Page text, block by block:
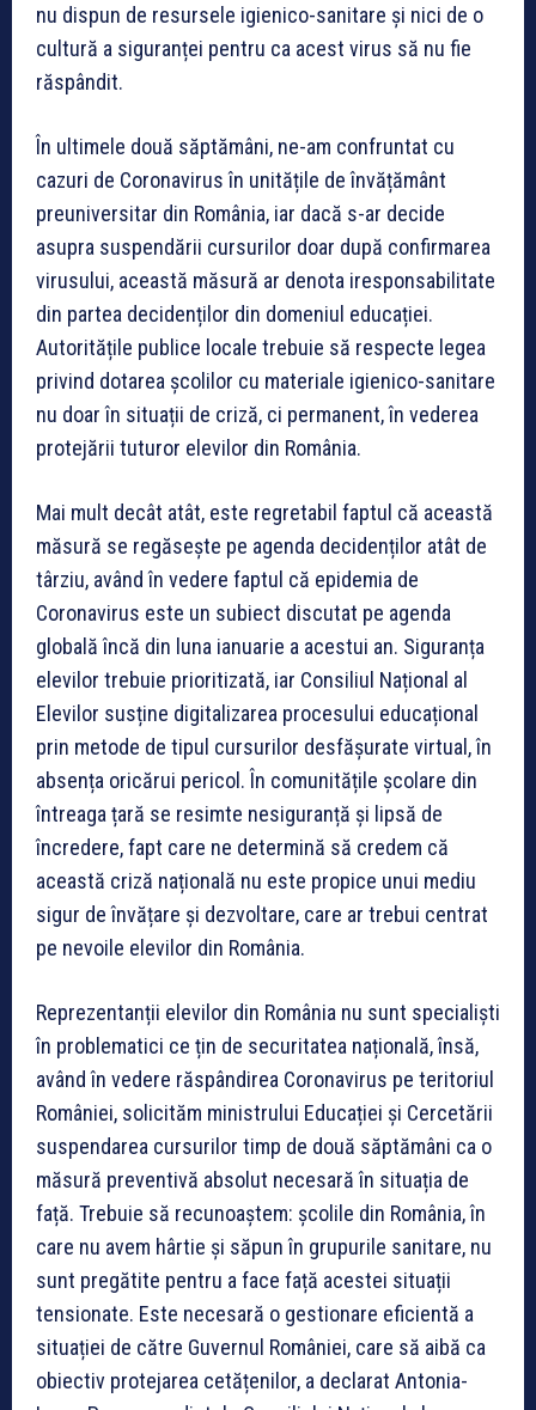
nu dispun de resursele igienico-sanitare și nici de o
cultură a siguranței pentru ca acest virus să nu fie
răspândit.
În ultimele două săptămâni, ne-am confruntat cu
cazuri de Coronavirus în unitățile de învățământ
preuniversitar din România, iar dacă s-ar decide
asupra suspendării cursurilor doar după confirmarea
virusului, această măsură ar denota iresponsabilitate
din partea decidenților din domeniul educației.
Autoritățile publice locale trebuie să respecte legea
privind dotarea școlilor cu materiale igienico-sanitare
nu doar în situații de criză, ci permanent, în vederea
protejării tuturor elevilor din România.
Mai mult decât atât, este regretabil faptul că această
măsură se regăsește pe agenda decidenților atât de
târziu, având în vedere faptul că epidemia de
Coronavirus este un subiect discutat pe agenda
globală încă din luna ianuarie a acestui an. Siguranța
elevilor trebuie prioritizată, iar Consiliul Național al
Elevilor susține digitalizarea procesului educațional
prin metode de tipul cursurilor desfășurate virtual, în
absența oricărui pericol. În comunitățile școlare din
întreaga țară se resimte nesiguranță și lipsă de
încredere, fapt care ne determină să credem că
această criză națională nu este propice unui mediu
sigur de învățare și dezvoltare, care ar trebui centrat
pe nevoile elevilor din România.
Reprezentanții elevilor din România nu sunt specialiști
în problematici ce țin de securitatea națională, însă,
având în vedere răspândirea Coronavirus pe teritoriul
României, solicităm ministrului Educației și Cercetării
suspendarea cursurilor timp de două săptămâni ca o
măsură preventivă absolut necesară în situația de
față. Trebuie să recunoaștem: școlile din România, în
care nu avem hârtie și săpun în grupurile sanitare, nu
sunt pregătite pentru a face față acestei situații
tensionate. Este necesară o gestionare eficientă a
situației de către Guvernul României, care să aibă ca
obiectiv protejarea cetățenilor, a declarat Antonia-